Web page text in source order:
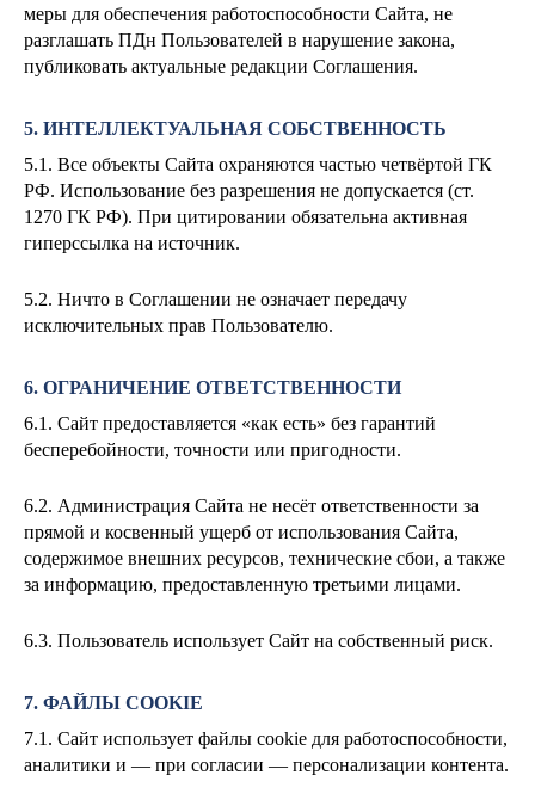
меры для обеспечения работоспособности Сайта, не
разглашать ПДн Пользователей в нарушение закона,
публиковать актуальные редакции Соглашения.
5. ИНТЕЛЛЕКТУАЛЬНАЯ СОБСТВЕННОСТЬ
5.1. Все объекты Сайта охраняются частью четвёртой ГК
РФ. Использование без разрешения не допускается (ст.
1270 ГК РФ). При цитировании обязательна активная
гиперссылка на источник.
5.2. Ничто в Соглашении не означает передачу
исключительных прав Пользователю.
6. ОГРАНИЧЕНИЕ ОТВЕТСТВЕННОСТИ
6.1. Сайт предоставляется «как есть» без гарантий
бесперебойности, точности или пригодности.
6.2. Администрация Сайта не несёт ответственности за
прямой и косвенный ущерб от использования Сайта,
содержимое внешних ресурсов, технические сбои, а также
за информацию, предоставленную третьими лицами.
6.3. Пользователь использует Сайт на собственный риск.
7. ФАЙЛЫ COOKIE
7.1. Сайт использует файлы cookie для работоспособности,
аналитики и — при согласии — персонализации контента.